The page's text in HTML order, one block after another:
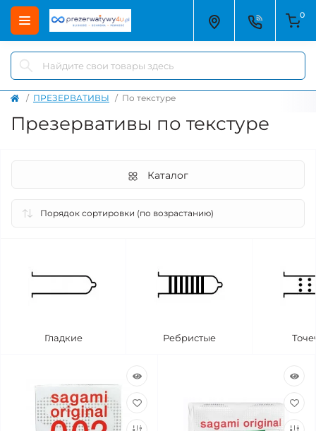
0
ПРЕЗЕРВАТИВЫ По текстуре
Презервативы по текстуре
Каталог
Гладкие Ребристые